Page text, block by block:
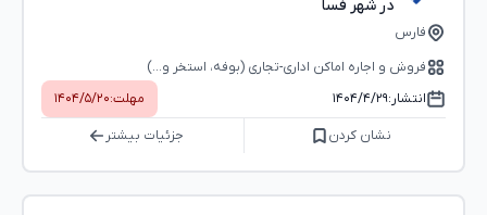
در شهر فسا
فارس
فروش و اجاره اماکن اداری-تجاری (بوفه، استخر و...)
انتشار:۱۴۰۴/۴/۲۹ مهلت:۱۴۰۴/۵/۲۰
نشان کردن جزئیات بیشتر